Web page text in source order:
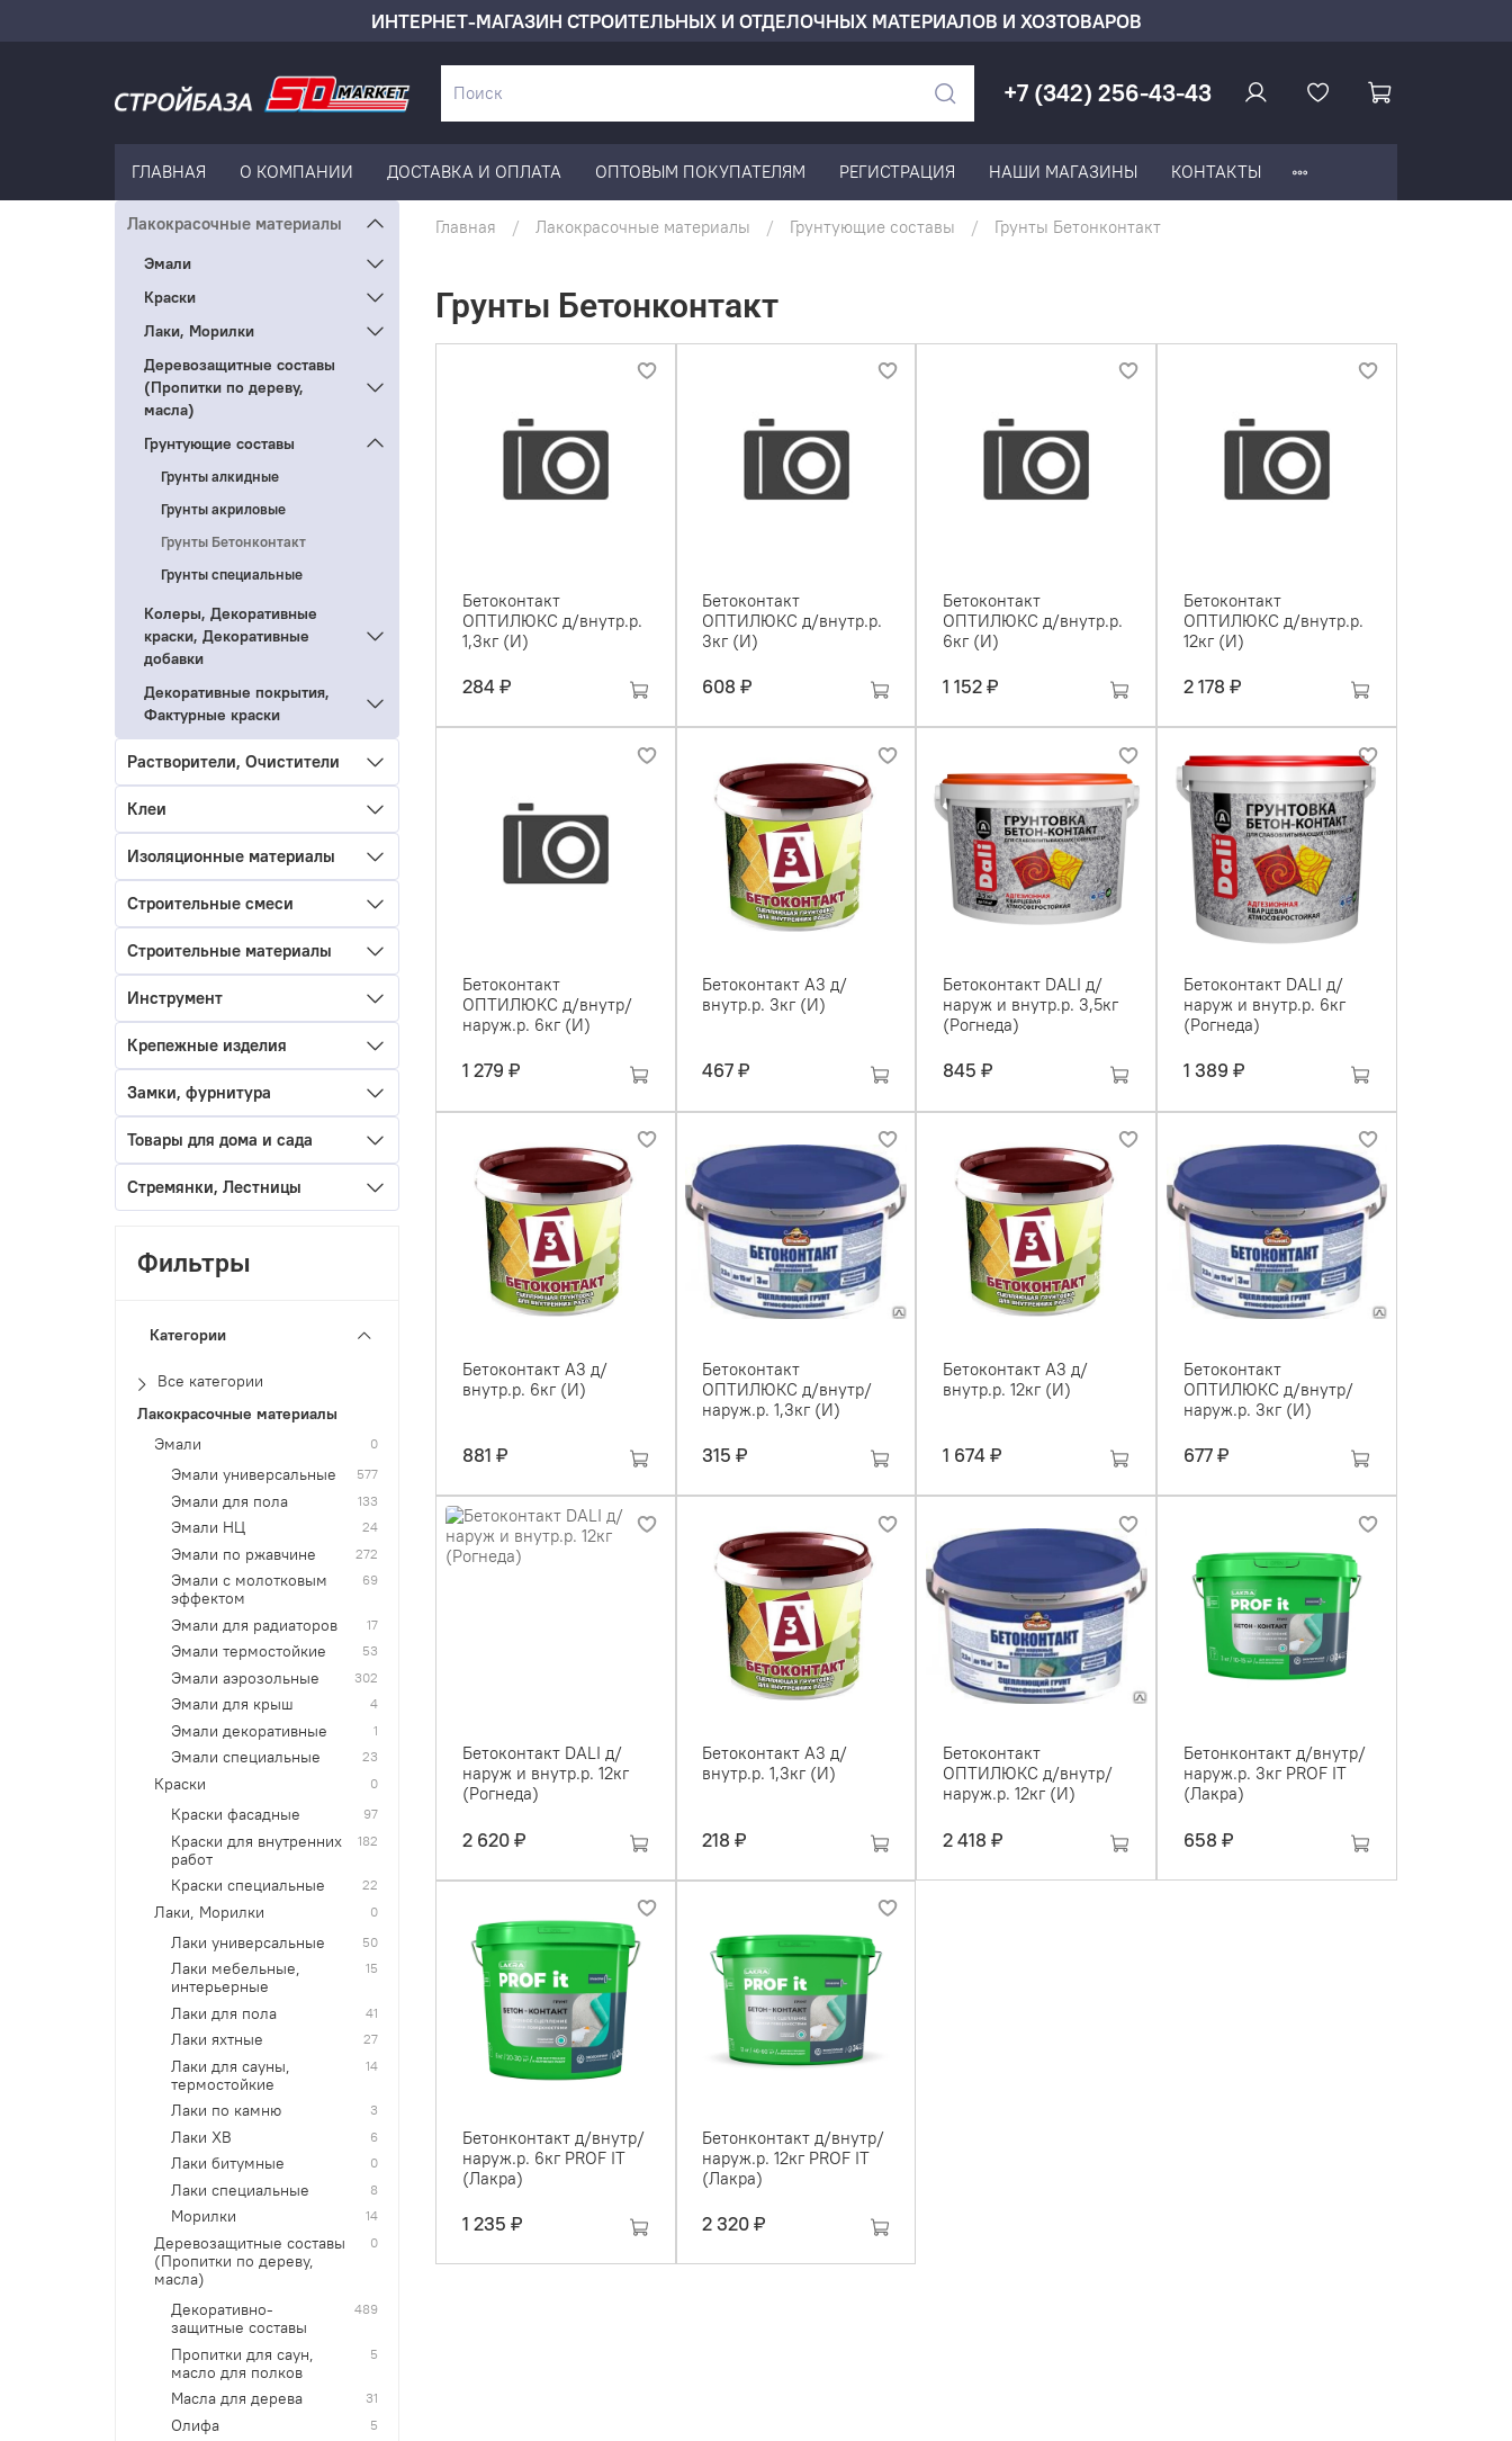
ИНТЕРНЕТ-МАГАЗИН СТРОИТЕЛЬНЫХ И ОТДЕЛОЧНЫХ МАТЕРИАЛОВ И ХОЗТОВАРОВ
+7 (342) 256-43-43
ГЛАВНАЯ О КОМПАНИИ ДОСТАВКА И ОПЛАТА ОПТОВЫМ ПОКУПАТЕЛЯМ РЕГИСТРАЦИЯ НАШИ МАГАЗИНЫ КОНТАКТЫ
Главная Лакокрасочные материалы Грунтующие составы Грунты Бетонконтакт
Грунты Бетонконтакт
Бетоконтакт
ОПТИЛЮКС д/внутр.р.
1,3кг (И)
284 ₽
Бетоконтакт
ОПТИЛЮКС д/внутр.р.
3кг (И)
608 ₽
Бетоконтакт
ОПТИЛЮКС д/внутр.р.
6кг (И)
1 152 ₽
Бетоконтакт
ОПТИЛЮКС д/внутр.р.
12кг (И)
2 178 ₽
Бетоконтакт
ОПТИЛЮКС д/внутр/
наруж.р. 6кг (И)
1 279 ₽
Бетоконтакт А3 д/
внутр.р. 3кг (И)
467 ₽
Бетоконтакт DALI д/
наруж и внутр.р. 3,5кг
(Рогнеда)
845 ₽
Бетоконтакт DALI д/
наруж и внутр.р. 6кг
(Рогнеда)
1 389 ₽
Бетоконтакт А3 д/
внутр.р. 6кг (И)
881 ₽
Бетоконтакт
ОПТИЛЮКС д/внутр/
наруж.р. 1,3кг (И)
315 ₽
Бетоконтакт А3 д/
внутр.р. 12кг (И)
1 674 ₽
Бетоконтакт
ОПТИЛЮКС д/внутр/
наруж.р. 3кг (И)
677 ₽
Бетоконтакт DALI д/
наруж и внутр.р. 12кг
(Рогнеда)
2 620 ₽
Бетоконтакт А3 д/
внутр.р. 1,3кг (И)
218 ₽
Бетоконтакт
ОПТИЛЮКС д/внутр/
наруж.р. 12кг (И)
2 418 ₽
Бетонконтакт д/внутр/
наруж.р. 3кг PROF IT
(Лакра)
658 ₽
Бетонконтакт д/внутр/
наруж.р. 6кг PROF IT
(Лакра)
1 235 ₽
Бетонконтакт д/внутр/
наруж.р. 12кг PROF IT
(Лакра)
2 320 ₽
Лакокрасочные материалы
Эмали
Краски
Лаки, Морилки
Деревозащитные составы
(Пропитки по дереву,
масла)
Грунтующие составы
Грунты алкидные
Грунты акриловые
Грунты Бетонконтакт
Грунты специальные
Колеры, Декоративные
краски, Декоративные
добавки
Декоративные покрытия,
Фактурные краски
Растворители, Очистители
Клеи
Изоляционные материалы
Строительные смеси
Строительные материалы
Инструмент
Крепежные изделия
Замки, фурнитура
Товары для дома и сада
Стремянки, Лестницы
Фильтры
Категории
Все категории
Лакокрасочные материалы
Эмали
0
Эмали универсальные 577
Эмали для пола 133
Эмали НЦ 24
Эмали по ржавчине 272
Эмали с молотковым
эффектом
69
Эмали для радиаторов 17
Эмали термостойкие 53
Эмали аэрозольные 302
Эмали для крыш 4
Эмали декоративные 1
Эмали специальные 23
Краски 0
Краски фасадные 97
Краски для внутренних
работ
182
Краски специальные 22
Лаки, Морилки 0
Лаки универсальные 50
Лаки мебельные,
интерьерные
15
Лаки для пола 41
Лаки яхтные 27
Лаки для сауны,
термостойкие
14
Лаки по камню 3
Лаки ХВ 6
Лаки битумные 0
Лаки специальные 8
Морилки 14
Деревозащитные составы
(Пропитки по дереву,
масла)
0
Декоративно-
защитные составы
489
Пропитки для саун,
масло для полков
5
Масла для дерева 31
Олифа 5